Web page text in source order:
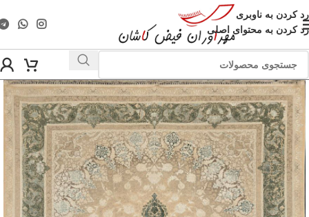
رد کردن به ناوبری
رد کردن به محتوای اصلی